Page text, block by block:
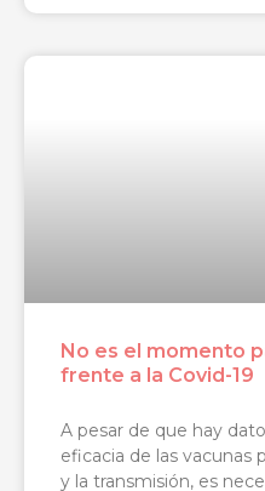
No es el momento
frente a la Covid-19
A pesar de que hay
eficacia de las vacunas
y la transmisión, es